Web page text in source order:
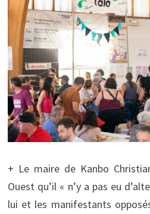
+ Le maire de Kanbo
Ouest qu’il « n’y a pas eu
lui et les manifestants